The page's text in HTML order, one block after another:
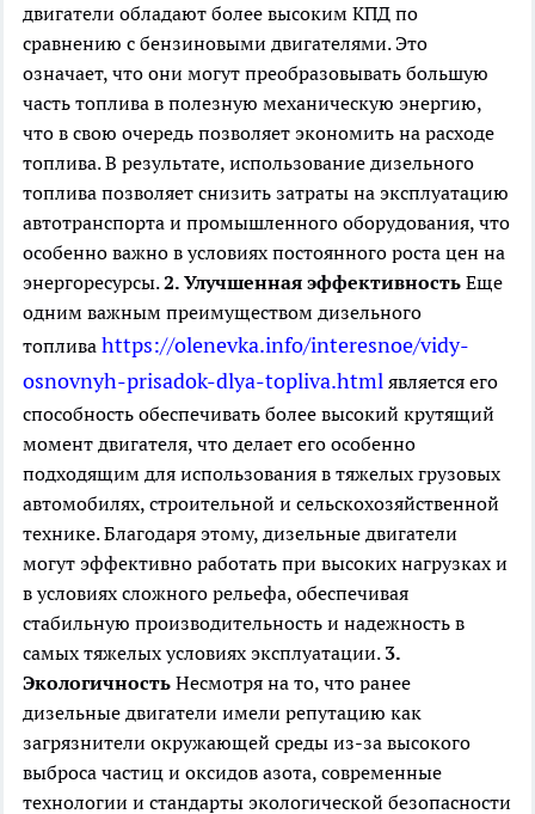
двигатели обладают более высоким КПД по
сравнению с бензиновыми двигателями. Это
означает, что они могут преобразовывать большую
часть топлива в полезную механическую энергию,
что в свою очередь позволяет экономить на расходе
топлива. В результате, использование дизельного
топлива позволяет снизить затраты на эксплуатацию
автотранспорта и промышленного оборудования, что
особенно важно в условиях постоянного роста цен на
энергоресурсы.2. Улучшенная эффективность Еще
одним важным преимуществом дизельного
топлива https://olenevka.info/interesnoe/vidy-
osnovnyh-prisadok-dlya-topliva.html является его
способность обеспечивать более высокий крутящий
момент двигателя, что делает его особенно
подходящим для использования в тяжелых грузовых
автомобилях, строительной и сельскохозяйственной
технике. Благодаря этому, дизельные двигатели
могут эффективно работать при высоких нагрузках и
в условиях сложного рельефа, обеспечивая
стабильную производительность и надежность в
самых тяжелых условиях эксплуатации. 3.
Экологичность Несмотря на то, что ранее
дизельные двигатели имели репутацию как
загрязнители окружающей среды из-за высокого
выброса частиц и оксидов азота, современные
технологии и стандарты экологической безопасности